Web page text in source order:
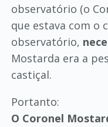
observatório (o
que estava com o
observatório,
Mostarda era a
castiçal.
Portanto:
O Coronel